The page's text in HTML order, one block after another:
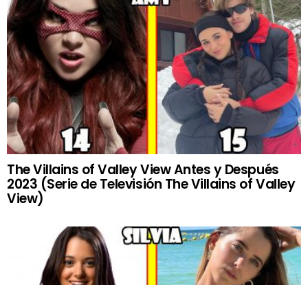
The Villains of Valley View Antes y Después
2023 (Serie de Televisión The Villains of Valley
View)